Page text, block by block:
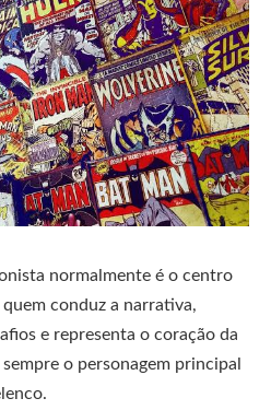
normalmente é o centro
conduz a narrativa,
e representa o coração da
o personagem principal